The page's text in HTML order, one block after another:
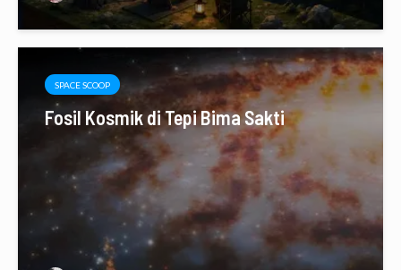
SPACE SCOOP
Fosil Kosmik di Tepi Bima Sakti